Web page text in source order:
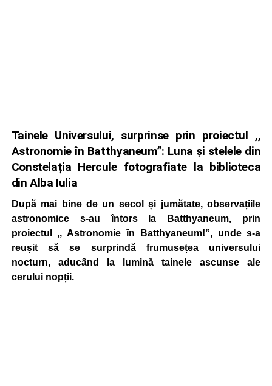
Tainele Universului, surprinse prin proiectul ,,
Astronomie în Batthyaneum”: Luna și stelele din
Constelația Hercule fotografiate la biblioteca
din Alba Iulia
După mai bine de un secol și jumătate, observațiile
astronomice s-au întors la Batthyaneum, prin
proiectul ,, Astronomie în Batthyaneum!”, unde s-a
reușit să se surprindă frumusețea universului
nocturn, aducând la lumină tainele ascunse ale
cerului nopții.